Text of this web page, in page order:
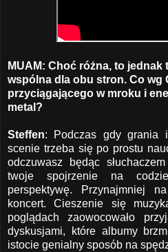
MUAM: Choć różna, to
wspólna dla obu stron. Co wg
przyciągającego w mroku i
metal?
Steffen: Podczas gdy grania
scenie trzeba się po prostu
odczuwasz będąc
twoje spojrzenie na
perspektywę. Przynajmniej
koncert. Cieszenie się
poglądach zaowocowało
dyskusjami, które albumy
istocie genialny sposób na